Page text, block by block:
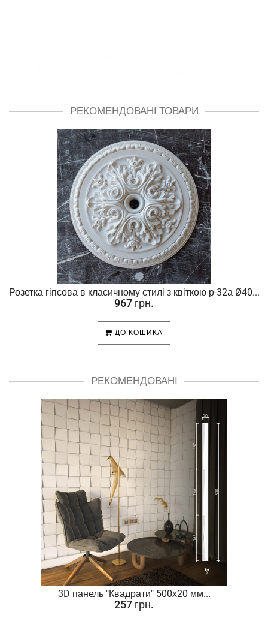
РЕКОМЕНДОВАНІ ТОВАРИ
Розетка гіпсова в класичному стилі з квіткою р-32а Ø40...
967 грн.
ДО КОШИКА
РЕКОМЕНДОВАНІ
3D панель "Квадрати" 500х20 мм...
257 грн.